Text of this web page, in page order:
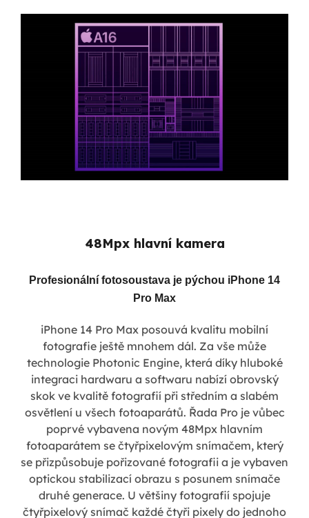
48Mpx hlavní kamera
Profesionální fotosoustava je pýchou iPhone 14
Pro Max
iPhone 14 Pro Max posouvá kvalitu mobilní
fotografie ještě mnohem dál. Za vše může
technologie Photonic Engine, která díky hluboké
integraci hardwaru a softwaru nabízí obrovský
skok ve kvalitě fotografií při středním a slabém
osvětlení u všech fotoaparátů. Řada Pro je vůbec
poprvé vybavena novým 48Mpx hlavním
fotoaparátem se čtyřpixelovým snímačem, který
se přizpůsobuje pořizované fotografii a je vybaven
optickou stabilizací obrazu s posunem snímače
druhé generace. U většiny fotografií spojuje
čtyřpixelový snímač každé čtyři pixely do jednoho